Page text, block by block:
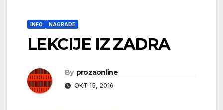
INFO NAGRADE
LEKCIJE IZ ZADRA
By prozaonline
ОКТ 15, 2016